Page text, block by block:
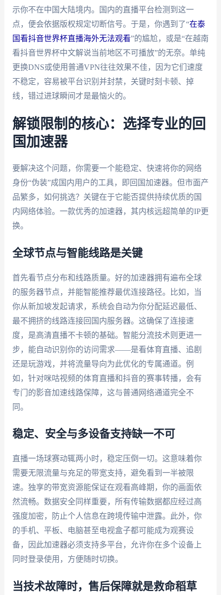
示你不在中国大陆境内。国内的直播平台检测到这一
点，便会依据版权规定切断信号。于是，你遇到了“在泰
国看抖音世界杯直播海外无法观看”的尴尬，或是“在越南
看抖音世界杯中文解说当前地区不可播放”的无奈。单纯
更换DNS或使用普通VPN往往效果不佳，因为它们速度
不稳定，容易被平台识别并封禁，关键时刻卡顿、掉
线，错过进球瞬间才是最恼火的。
解锁限制的核心：选择专业的回
国加速器
要解决这个问题，你需要一个能稳定、快速将你的网络
身份“伪装”成国内用户的工具，即回国加速器。但市面产
品繁多，如何挑选？关键在于它能否提供持续优质的国
内网络体验。一款优秀的加速器，其内核远超简单的IP更
换。
全球节点与智能线路是关键
首先看节点分布和线路质量。好的加速器拥有遍布全球
的服务器节点，并能智能推荐最优连接路径。比如，当
你从新加坡发起请求，系统会自动为你分配延迟最低、
最不拥挤的线路连接回国内服务器。这确保了连接速
度，是高清直播不卡顿的基础。智能分流技术则更进一
步，能自动识别你的访问需求——是看体育直播、追剧
还是玩游戏，并将流量导向为此优化的专属通道。例
如，针对咪咕视频的体育直播和抖音的赛事转播，会有
专门的影音加速线路保障，这与普通网络通道完全不
同。
稳定、安全与多设备支持缺一不可
直播一场球赛动辄两小时，稳定压倒一切。这意味着你
需要无限流量与充足的带宽支持，避免看到一半被限
速。独享的带宽资源能保证在观看高峰期，你的画面依
然流畅。数据安全同样重要，所有传输数据都应经过高
强度加密，防止个人信息在跨境传输中泄露。此外，你
的手机、平板、电脑甚至电视盒子都可能成为观赛设
备，因此加速器必须支持多平台，允许你在多个设备上
同时登录使用，方便随时切换。
当技术故障时，售后保障就是救命稻草